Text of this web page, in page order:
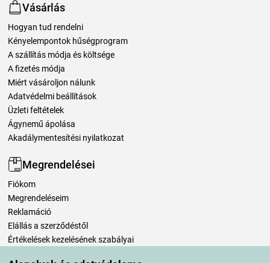
Vásárlás
Hogyan tud rendelni
Kényelempontok hűségprogram
A szállítás módja és költsége
A fizetés módja
Miért vásároljon nálunk
Adatvédelmi beállítások
Üzleti feltételek
Ágynemű ápolása
Akadálymentesítési nyilatkozat
Megrendelései
Fiókom
Megrendeléseim
Reklamáció
Elállás a szerződéstől
Értékelések kezelésének szabályai